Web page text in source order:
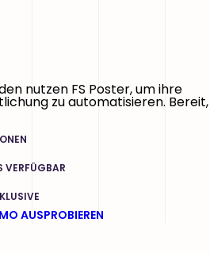
nutzen FS Poster, um ihre
zu automatisieren. Bereit,
VERFÜGBAR
AUSPROBIEREN